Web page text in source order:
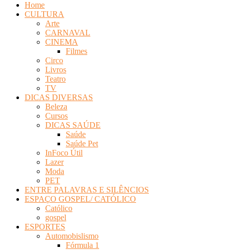
INFOCO
Home
CULTURA
Arte
CARNAVAL
CINEMA
Filmes
Circo
Livros
Teatro
TV
DICAS DIVERSAS
Beleza
Cursos
DICAS SAÚDE
Saúde
Saúde Pet
InFoco Útil
Lazer
Moda
PET
ENTRE PALAVRAS E SILÊNCIOS
ESPAÇO GOSPEL/ CATÓLICO
Católico
gospel
ESPORTES
Automobislismo
Fórmula 1